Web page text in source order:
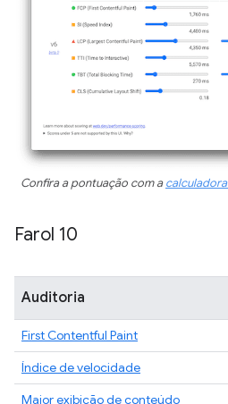
Confira a pontuação com a
Farol 10
Auditoria
First Contentful Paint
Índice de velocidade
Maior exibição de conteúdo